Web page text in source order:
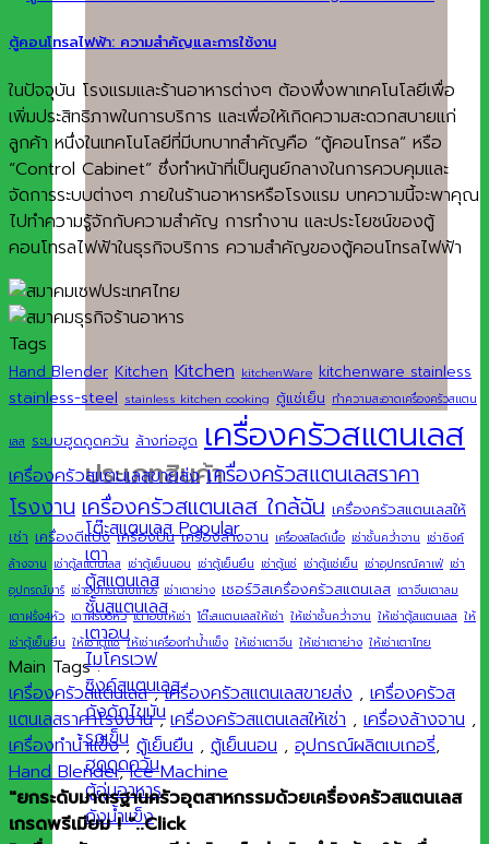
ประเภทสินค้า
โต๊ะสแตนเลส
เตา
ตู้สแตนเลส
ชั้นสแตนเลส
เตาอบ
ไมโครเวฟ
ซิงค์สแตนเลส
ถังดักไขมัน
รถเข็น
ฮูดดูดควัน
ตู้อุ่นอาหาร
ถังน้ำแข็ง
ตู้คอนโทรลไฟฟ้า: ความสำคัญและการใช้งาน
ในปัจจุบัน โรงแรมและร้านอาหารต่างๆ ต้องพึ่งพาเทคโนโลยีเพื่อ
เพิ่มประสิทธิภาพในการบริการ และเพื่อให้เกิดความสะดวกสบายแก่
ลูกค้า หนึ่งในเทคโนโลยีที่มีบทบาทสำคัญคือ “ตู้คอนโทรล” หรือ
“Control Cabinet” ซึ่งทำหน้าที่เป็นศูนย์กลางในการควบคุมและ
จัดการระบบต่างๆ ภายในร้านอาหารหรือโรงแรม บทความนี้จะพาคุณ
ไปทำความรู้จักกับความสำคัญ การทำงาน และประโยชน์ของตู้
คอนโทรลไฟฟ้าในธุรกิจบริการ ความสำคัญของตู้คอนโทรลไฟฟ้า
Tags
Hand Blender Kitchen Kitchen kitchenWare kitchenware stainless
stainless-steel stainless kitchen cooking ตู้แช่เย็น ทำความสะอาดเครื่องครัวสแตน
เลส ระบบฮูดดูดควัน ล้างท่อฮูด เครื่องครัวสแตนเลส
เครื่องครัวสแตนเลสขายส่ง เครื่องครัวสแตนเลสราคา
โรงงาน เครื่องครัวสแตนเลส ใกล้ฉัน เครื่องครัวสแตนเลสให้
เช่า เครื่องตีแป้ง เครื่องปั่น เครื่องล้างจาน เครื่องสไลด์เนื้อ เช่าชั้นคว่ำจาน เช่าซิงค์
ล้างจาน เช่าตู้สแตนเลส เช่าตู้เย็นนอน เช่าตู้เย็นยืน เช่าตู้แช่ เช่าตู้แช่เย็น เช่าอุปกรณ์คาเฟ่ เช่า
อุปกรณ์บาร์ เช่าอุปกรณ์เบเกอรี่ เช่าเตาย่าง เซอร์วิสเครื่องครัวสแตนเลส เตาจีนเตาลม
เตาฝรั่ง4หัว เตาฝรั่ง6หัว เตาอบให้เช่า โต๊ะสแตนเลสให้เช่า ให้เช่าชั้นคว่ำจาน ให้เช่าตู้สแตนเลส ให้
เช่าตู้เย็นยืน ให้เช่าตู้แช่ ให้เช่าเครื่องทำน้ำแข็ง ให้เช่าเตาจีน ให้เช่าเตาย่าง ให้เช่าเตาไทย
Main Tags :
เครื่องครัวสแตนเลส,เครื่องครัวสแตนเลสขายส่ง , เครื่องครัวส
แตนเลสราคาโรงงาน,เครื่องครัวสแตนเลสให้เช่า , เครื่องล้างจาน ,
เครื่องทำน้ำแข็ง, ตู้เย็นยืน , ตู้เย็นนอน , อุปกรณ์ผลิตเบเกอรี่,
Hand Blender,Ice Machine
"ยกระดับมาตรฐานครัวอุตสาหกรรมด้วยเครื่องครัวสแตนเลส
เกรดพรีเมียม ! "..Click